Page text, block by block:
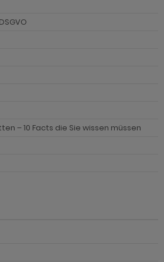
– 10 Facts die Sie wissen müssen